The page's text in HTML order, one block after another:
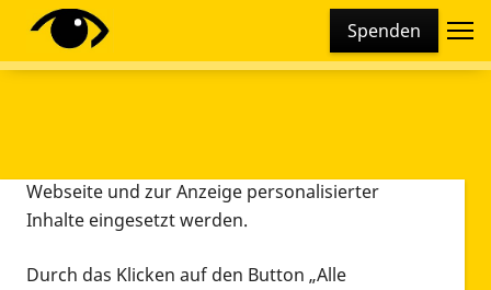
Spenden
Diese Webseite setzt verschiedene Cookies und
Tracking-Tools ein. Dies beinhaltet Cookies und
Webseite und zur Anzeige personalisierter
Inhalte eingesetzt werden.
Durch das Klicken auf den Button „Alle